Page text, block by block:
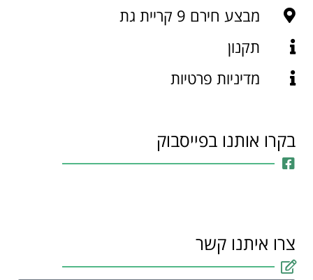
מבצע חירם 9 קריית גת
תקנון
מדיניות פרטיות
בקרו אותנו בפייסבוק
צרו איתנו קשר